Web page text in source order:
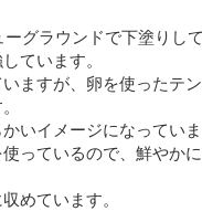
グラウンドで下塗りして
ています。
ますが、卵を使ったテ
いイメージになっていま
っているので、鮮やか
めています。